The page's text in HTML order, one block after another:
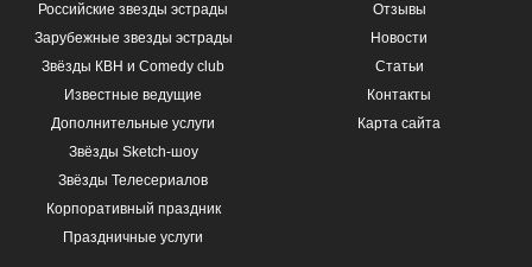
Российские звезды эстрады
Зарубежные звезды эстрады
Звёзды КВН и Comedy club
Известные ведущие
Дополнительные услуги
Звёзды Sketch-шоу
Звёзды Телесериалов
Корпоративный праздник
Праздничные услуги
Отзывы
Новости
Статьи
Контакты
Карта сайта